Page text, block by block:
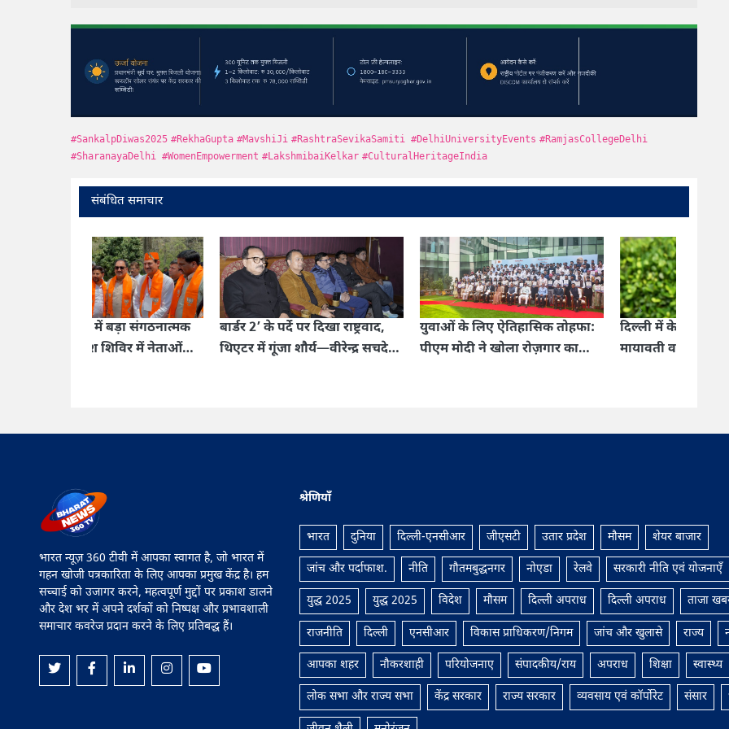
#SankalpDiwas2025 #RekhaGupta #MavshiJi #RashtraSevikaSamiti #DelhiUniversityEvents #RamjasCollegeDelhi
#SharanayaDelhi #WomenEmpowerment #LakshmibaiKelkar #CulturalHeritageIndia
संबंधित समाचार
बार्डर 2’ के पर्दे पर दिखा राष्ट्रवाद,
थिएटर में गूंजा शौर्य—वीरेन्द्र सचदेवा
युवाओं के लिए ऐतिहासिक तोहफा:
पीएम मोदी ने खोला रोज़गार का
दिल्ली में केजरीवाल का नया बंगला!
मायावती वाला घर नहीं मिला, कोर्ट
‹ ›
भारत न्यूज़ 360 टीवी में आपका स्वागत है, जो भारत में
गहन खोजी पत्रकारिता के लिए आपका प्रमुख केंद्र है। हम
सच्चाई को उजागर करने, महत्वपूर्ण मुद्दों पर प्रकाश डालने
और देश भर में अपने दर्शकों को निष्पक्ष और प्रभावशाली
समाचार कवरेज प्रदान करने के लिए प्रतिबद्ध हैं।
श्रेणियाँ
भारत दुनिया दिल्ली-एनसीआर जीएसटी उतार प्रदेश मौसम शेयर बाजार
जांच और पर्दाफाश. नीति गौतमबुद्धनगर नोएडा रेलवे सरकारी नीति एवं योजनाएँ
युद्ध 2025 युद्ध 2025 विदेश मौसम दिल्ली अपराध दिल्ली अपराध ताजा
राजनीति दिल्ली एनसीआर विकास प्राधिकरण/निगम जांच और खुलासे राज्य
आपका शहर नौकरशाही परियोजनाए संपादकीय/राय अपराध शिक्षा स्वास्थ्य
लोक सभा और राज्‍य सभा केंद्र सरकार राज्य सरकार व्यवसाय एवं कॉर्पोरेट संसार